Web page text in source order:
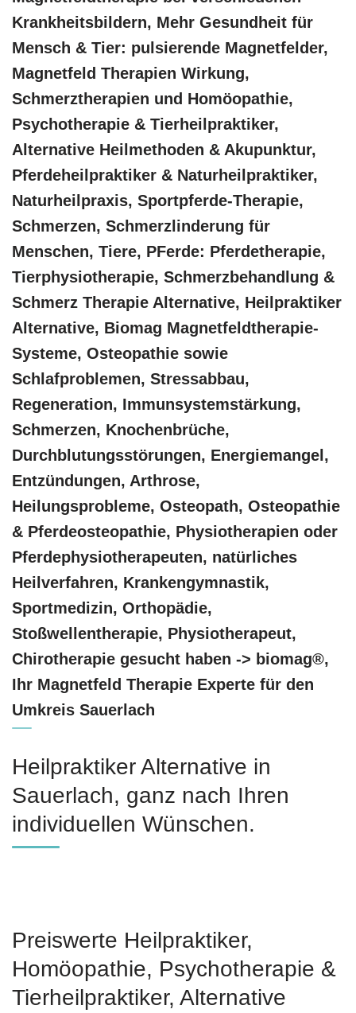
Krankheitsbildern, Mehr Gesundheit für
Mensch & Tier: pulsierende Magnetfelder,
Magnetfeld Therapien Wirkung,
Schmerztherapien und ‎Homöopathie,
‎Psychotherapie & ‎Tierheilpraktiker,
Alternative Heilmethoden & Akupunktur,
Pferdeheilpraktiker & Naturheilpraktiker,
Naturheilpraxis, Sportpferde-Therapie,
Schmerzen, Schmerzlinderung für
Menschen, Tiere, PFerde: Pferdetherapie,
Tierphysiotherapie, Schmerzbehandlung &
Schmerz Therapie Alternative, Heilpraktiker
Alternative, Biomag Magnetfeldtherapie-
Systeme, Osteopathie sowie
Schlafproblemen, Stressabbau,
Regeneration, Immunsystemstärkung,
Schmerzen, Knochenbrüche,
Durchblutungsstörungen, Energiemangel,
Entzündungen, Arthrose,
Heilungsprobleme, Osteopath, Osteopathie
& Pferdeosteopathie, Physiotherapien oder
Pferdephysiotherapeuten, natürliches
Heilverfahren, Krankengymnastik,
Sportmedizin, Orthopädie,
Stoßwellentherapie, Physiotherapeut,
Chirotherapie gesucht haben -> biomag®,
Ihr Magnetfeld Therapie Experte für den
Umkreis Sauerlach
Heilpraktiker Alternative in
Sauerlach, ganz nach Ihren
individuellen Wünschen.
Preiswerte Heilpraktiker,
‎Homöopathie, ‎Psychotherapie &
‎Tierheilpraktiker, Alternative